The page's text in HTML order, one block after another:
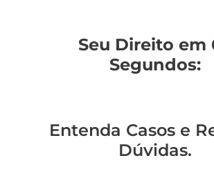
Seu Direito em
Segundos:
Entenda Casos e
Dúvidas.